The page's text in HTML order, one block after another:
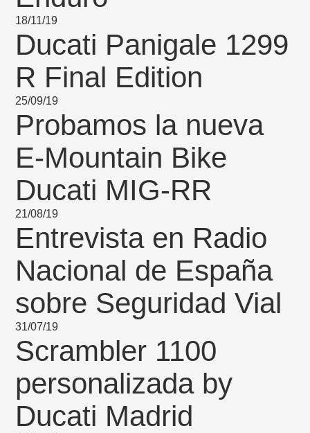
18/11/19
Ducati Panigale 1299
R Final Edition
25/09/19
Probamos la nueva
E-Mountain Bike
Ducati MIG-RR
21/08/19
Entrevista en Radio
Nacional de España
sobre Seguridad Vial
31/07/19
Scrambler 1100
personalizada by
Ducati Madrid